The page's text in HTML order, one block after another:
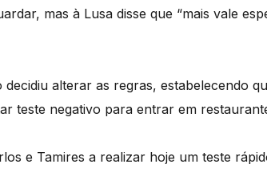
mas à Lusa disse que “mais vale
decidiu alterar as regras, estabelecendo
teste negativo para entrar em
e Tamires a realizar hoje um teste